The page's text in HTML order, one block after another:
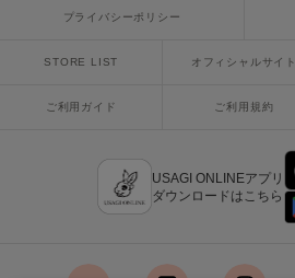
ORR
プライバシーポリシー
STORE LIST オフィシャルサイト
ご利用ガイド ご利用規約
USAGI ONLINEアプリ
ダウンロードはこちら